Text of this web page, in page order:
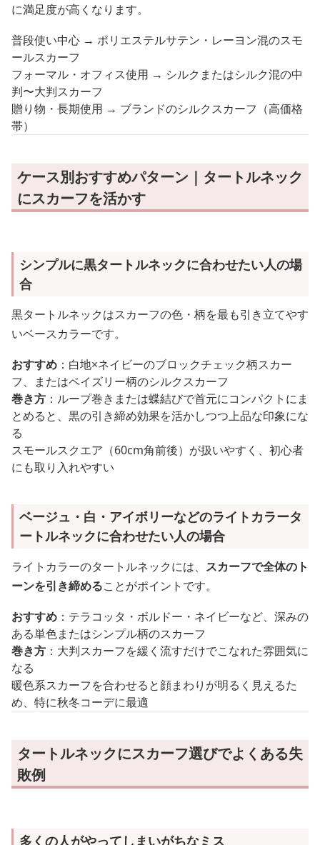
に満足度が高くなります。
普段使い中心 → ポリエステルサテン・レーヨン混のスモ
ールスカーフ
フォーマル・オフィス使用 → シルクまたはシルク混の中
判〜大判スカーフ
贈り物・長期使用 → ブランドのシルクスカーフ（高価格
帯）
ケース別おすすめパターン｜タートルネック
にスカーフを活かす
シンプルに黒タートルネックに合わせたい人の場
合
黒タートルネックはスカーフの色・柄を最も引き立てやす
いベースカラーです。
おすすめ ：白地×ネイビーのブロックチェック柄スカー
フ、またはペイズリー柄のシルクスカーフ
巻き方 ：ループ巻きまたは蝶結びで首元にコンパクトにま
とめると、黒の引き締め効果を活かしつつ上品な印象にな
る
スモールスクエア（60cm角前後）が扱いやすく、初心者
にも取り入れやすい
ベージュ・白・アイボリーなどのライトカラータ
ートルネックに合わせたい人の場合
ライトカラーのタートルネックには、 スカーフで全体のト
ーンを引き締めることがポイントです。
おすすめ ：テラコッタ・ボルドー・ネイビーなど、深みの
ある単色またはシンプル柄のスカーフ
巻き方 ：大判スカーフを緩く流すだけでこなれた雰囲気に
なる
暖色系スカーフを合わせると顔まわりが明るく見えるた
め、特に秋冬コーデに最適
タートルネックにスカーフ選びでよくある失
敗例
多くの人がやってしまいがちなミス